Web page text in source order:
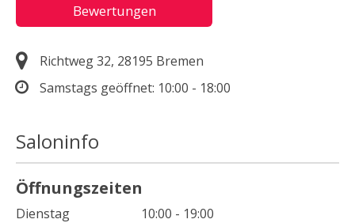
Bewertungen
Richtweg 32, 28195 Bremen
Samstags geöffnet: 10:00 - 18:00
Saloninfo
Öffnungszeiten
Dienstag
10:00 - 19:00